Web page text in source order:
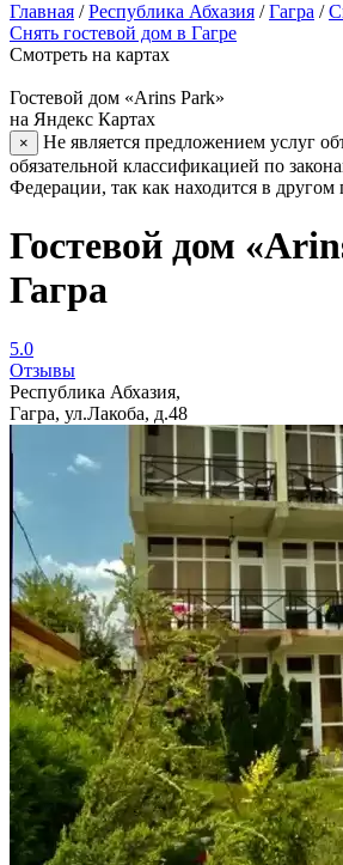
Главная /Республика Абхазия /Гагра /
Снять гостевой дом в Гагре
Смотреть на картах
Гостевой дом «Arins Park»
на Яндекс Картах
×
Не является предложением услуг
обязательной классификацией по
Федерации, так как находится в другом
Гостевой дом
Гагра
5.0
Отзывы
Республика Абхазия,
Гагра, ул.Лакоба, д.48